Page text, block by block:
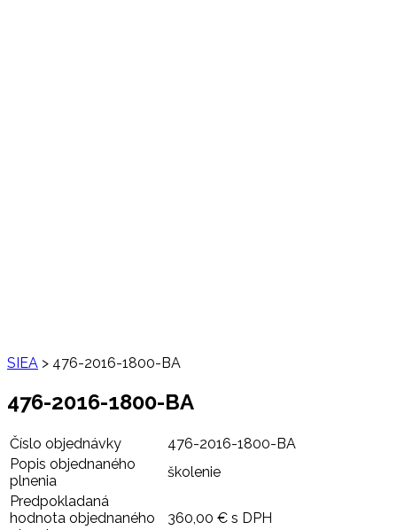
SIEA > 476-2016-1800-BA
476-2016-1800-BA
Číslo objednávky
476-2016-1800-BA
Popis objednaného
plnenia
školenie
Predpokladaná
hodnota objednaného
360,00 € s DPH